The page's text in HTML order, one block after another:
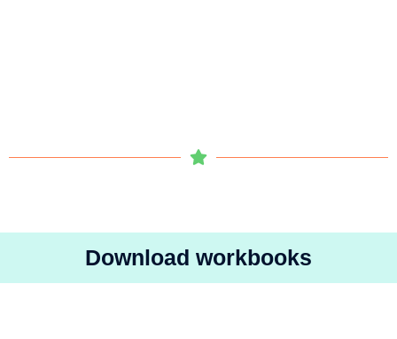
Download workbooks